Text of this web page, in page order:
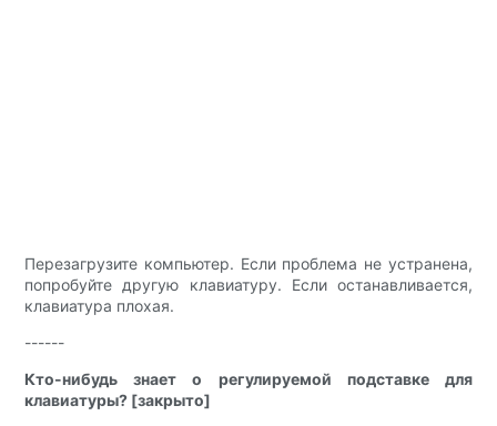
Перезагрузите компьютер. Если проблема не устранена,
попробуйте другую клавиатуру. Если останавливается,
клавиатура плохая.
------
Кто-нибудь знает о регулируемой подставке для
клавиатуры? [закрыто]